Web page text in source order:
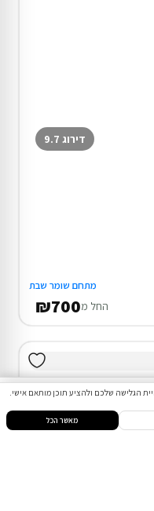
הודעות התחבר
דירוג 9.7
מתחם שומר שבת
החל מ₪700
מאשר הכל